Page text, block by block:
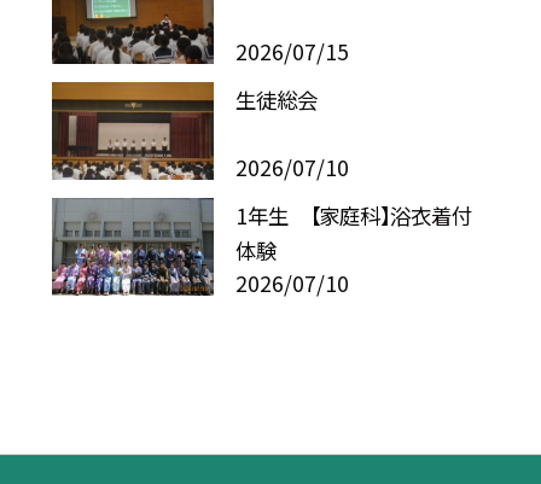
2026/07/15
生徒総会
2026/07/10
1年生 【家庭科】浴衣着付
体験
2026/07/10